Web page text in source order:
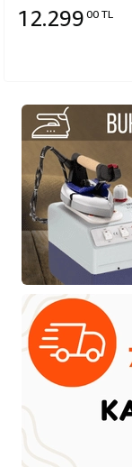
Litre | Süper Mini
12.299 00 TL